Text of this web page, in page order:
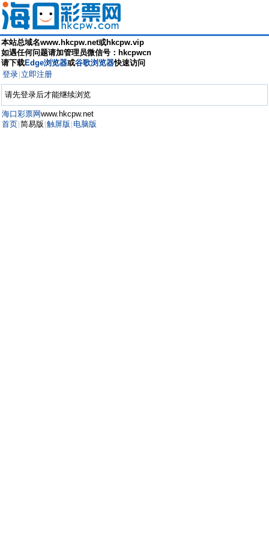
本站总域名www.hkcpw.net或hkcpw.vip
如遇任何问题请加管理员微信号：hkcpwcn
请下载Edge浏览器或谷歌浏览器快速访问
登录 立即注册
请先登录后才能继续浏览
海口彩票网www.hkcpw.net
首页 简易版 触屏版 电脑版